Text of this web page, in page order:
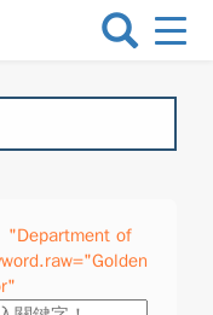
選
換
"Department of